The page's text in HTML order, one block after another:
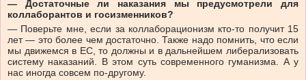
— Достаточные ли наказания мы предусмотрели для
коллаборантов и госизменников?
— Поверьте мне, если за коллаборационизм кто-то получит 15
лет — это более чем достаточно. Также надо помнить, что если
мы движемся в ЕС, то должны и в дальнейшем либерализовать
систему наказаний. В этом суть современного гуманизма. А у
нас иногда совсем по-другому.